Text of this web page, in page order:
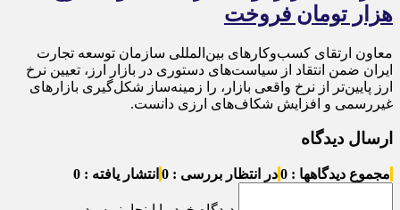
هزار تومان فروخت
معاون ارتقای کسب‌وکارهای بین‌المللی سازمان توسعه تجارت
ایران ضمن انتقاد از سیاست‌های دستوری در بازار ارز، تعیین نرخ
ارز پایین‌تر از نرخ واقعی بازار، را زمینه‌ساز شکل‌گیری بازارهای
غیررسمی و افزایش شکاف‌های ارزی دانست.
ارسال دیدگاه
مجموع دیدگاهها : 0 در انتظار بررسی : 0 انتشار یافته : 0